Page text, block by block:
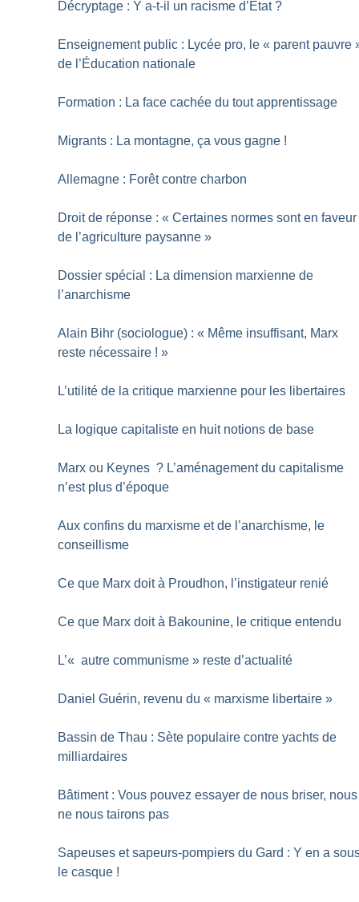
Décryptage : Y a-t-il un racisme d’État ?
Enseignement public : Lycée pro, le « parent pauvre
de l’Éducation nationale
Formation : La face cachée du tout apprentissage
Migrants : La montagne, ça vous gagne !
Allemagne : Forêt contre charbon
Droit de réponse : « Certaines normes sont en faveur
de l’agriculture paysanne »
Dossier spécial : La dimension marxienne de
l’anarchisme
Alain Bihr (sociologue) : « Même insuffisant, Marx
reste nécessaire ! »
L’utilité de la critique marxienne pour les libertaires
La logique capitaliste en huit notions de base
Marx ou Keynes ? L’aménagement du capitalisme
n’est plus d’époque
Aux confins du marxisme et de l’anarchisme, le
conseillisme
Ce que Marx doit à Proudhon, l’instigateur renié
Ce que Marx doit à Bakounine, le critique entendu
L’« autre communisme » reste d’actualité
Daniel Guérin, revenu du « marxisme libertaire »
Bassin de Thau : Sète populaire contre yachts de
milliardaires
Bâtiment : Vous pouvez essayer de nous briser, nous
ne nous tairons pas
Sapeuses et sapeurs-pompiers du Gard : Y en a
le casque !